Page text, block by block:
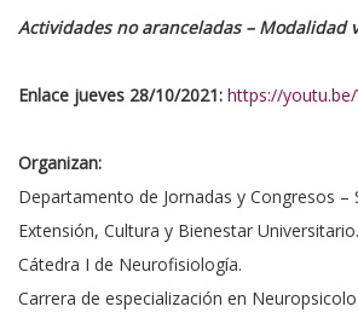
Actividades no aranceladas – Modalidad
Enlace jueves 28/10/2021: https://youtu.be/
Organizan:
Departamento de Jornadas y Congresos –
Extensión, Cultura y Bienestar Universitario.
Cátedra I de Neurofisiología.
Carrera de especialización en